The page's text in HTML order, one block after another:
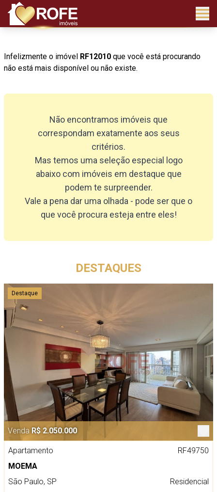
Infelizmente o imóvel RF12010 que você está procurando
não está mais disponível ou não existe.
Não encontramos imóveis que
correspondam exatamente aos seus
critérios.
Mas temos uma seleção especial logo
abaixo com imóveis em destaque que
podem te surpreender.
Vale a pena dar uma olhada - pode ser que o
que você procura esteja entre eles!
DESTAQUES
Destaque
Venda R$ 2.050.000
Apartamento
RF49750
MOEMA
São Paulo, SP
Residencial